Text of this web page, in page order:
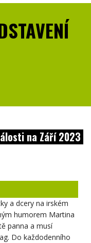
na Září 2023
a dcery na irském
humorem Martina
panna a musí
Do každodenního